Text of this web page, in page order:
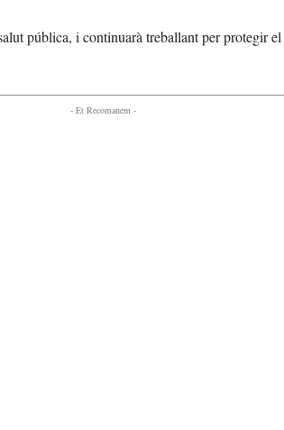
pública, i continuarà treballant per protegir el
- Et Recomanem -